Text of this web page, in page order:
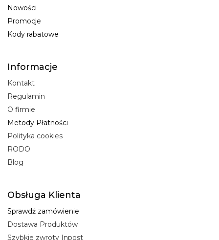
Nowości
Promocje
Kody rabatowe
Informacje
Kontakt
Regulamin
O firmie
Metody Płatności
Polityka cookies
RODO
Blog
Obsługa Klienta
Sprawdź zamówienie
Dostawa Produktów
Szybkie zwroty Inpost